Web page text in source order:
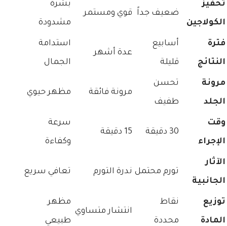
تحفيز
الكولاجين
ضعيف جداً قوي ومستمر
بشرة
مشدودة
فترة
النتائج
أسابيع
قليلة
عدة أشهر
استدامة
الجمال
مرونة
الجلد
تحسن
طفيف
مرونة فائقة مظهر حيوي
وقت
الإجراء
30 دقيقة 15 دقيقة
سرعة
وكفاءة
الآثار
الجانبية
تورم محتمل ندرة التورم تعافي سريع
توزيع
المادة
نقاط
محددة
انتشار متساوي
مظهر
طبيعي